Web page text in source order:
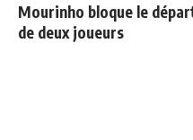
Mourinho bloque le
de deux joueurs